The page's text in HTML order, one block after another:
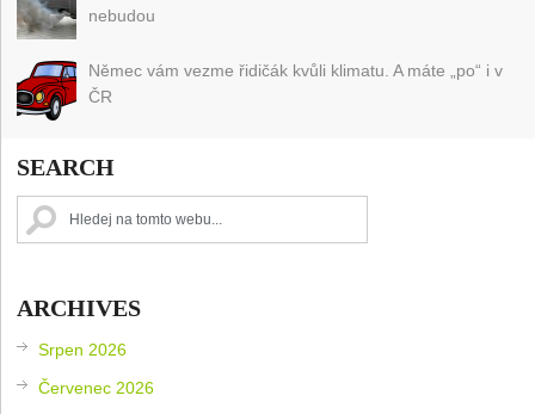
nebudou
Němec vám vezme řidičák kvůli klimatu. A máte „po“ i v
ČR
SEARCH
ARCHIVES
Srpen 2026
Červenec 2026